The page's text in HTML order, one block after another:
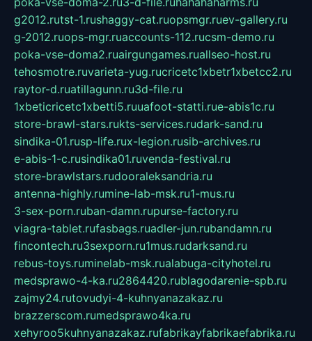
g2012.rutst-1.rushaggy-cat.ruopsmgr.ruev-gallery.ru
g-2012.ruops-mgr.ruaccounts-112.rucsm-demo.ru
poka-vse-doma2.ruairgungames.ruallseo-host.ru
tehosmotre.ruvarieta-yug.rucricetc1xbetr1xbetcc2.ru
raytor-d.ruatillagunn.ru3d-file.ru
1xbeticricetc1xbetti5.ruuafoot-statti.rue-abis1c.ru
store-brawl-stars.rukts-services.rudark-sand.ru
sindika-01.rusp-life.rux-legion.rusib-archives.ru
e-abis-1-c.rusindika01.ruvenda-festival.ru
store-brawlstars.rudooraleksandria.ru
antenna-highly.rumine-lab-msk.ru1-mus.ru
3-sex-porn.ruban-damn.rupurse-factory.ru
viagra-tablet.rufasbags.ruadler-jun.rubandamn.ru
fincontech.ru3sexporn.ru1mus.rudarksand.ru
rebus-toys.ruminelab-msk.rualabuga-cityhotel.ru
medsprawo-4-ka.ru2864420.rublagodarenie-spb.ru
zajmy24.rutovudyi-4-kuhnyanazakaz.ru
brazzerscom.rumedsprawo4ka.ru
xehyroo5kuhnyanazakaz.rufabrikayfabrikaefabrika.ru